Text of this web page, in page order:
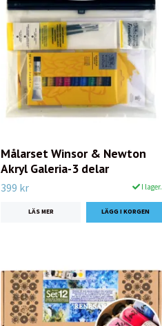
Målarset Winsor & Newton
Akryl Galeria-3 delar
399 kr I lager.
LÄS MER